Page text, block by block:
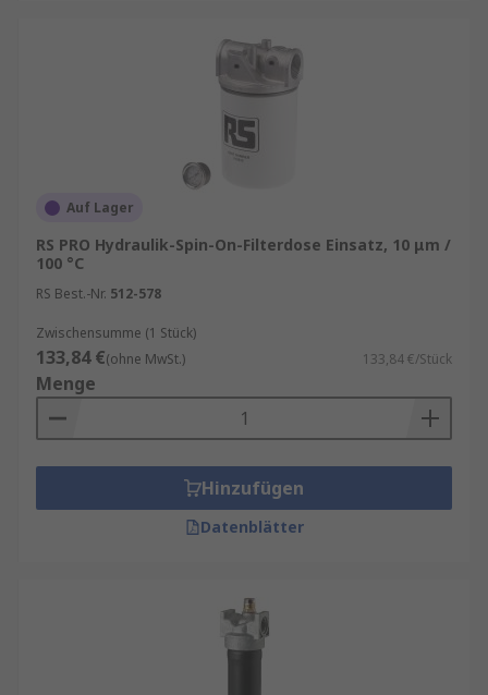
Auf Lager
RS PRO Hydraulik-Spin-On-Filterdose Einsatz, 10 μm /
100 °C
RS Best.-Nr. 512-578
Zwischensumme (1 Stück)
133,84 €(ohne MwSt.) 133,84 €/Stück
Menge
Hinzufügen
Datenblätter